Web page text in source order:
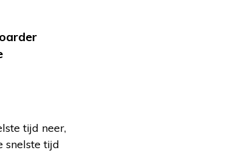
tijd neer,
snelste tijd